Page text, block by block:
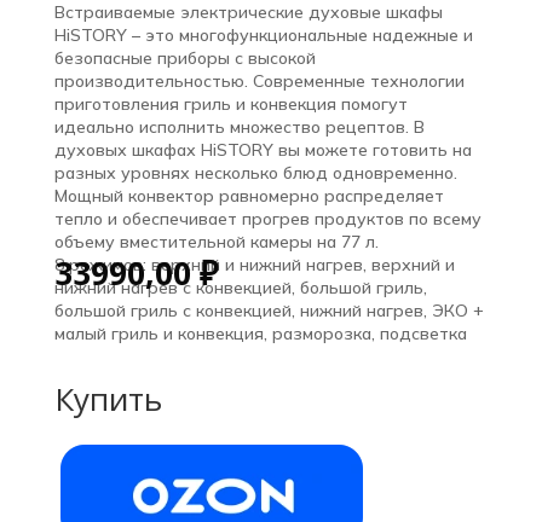
Встраиваемые электрические духовые шкафы
HiSTORY – это многофункциональные надежные и
безопасные приборы с высокой
производительностью. Современные технологии
приготовления гриль и конвекция помогут
идеально исполнить множество рецептов. В
духовых шкафах HiSTORY вы можете готовить на
разных уровнях несколько блюд одновременно.
Мощный конвектор равномерно распределяет
тепло и обеспечивает прогрев продуктов по всему
объему вместительной камеры на 77 л.
8 режимов: верхний и нижний нагрев, верхний и
нижний нагрев с конвекцией, большой гриль,
большой гриль с конвекцией, нижний нагрев, ЭКО +
малый гриль и конвекция, разморозка, подсветка
33990,00₽
Купить